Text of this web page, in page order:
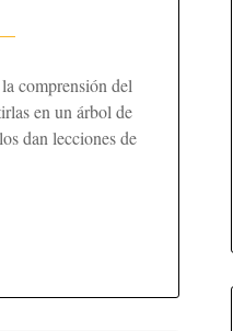
comprensión del
en un árbol de
dan lecciones de